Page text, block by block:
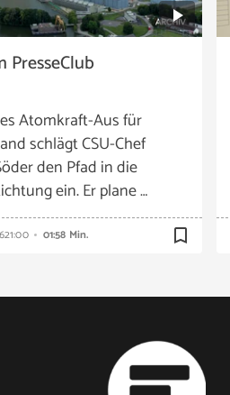
PresseClub
Atomkraft-Aus für
schlägt CSU-Chef
den Pfad in die
ein. Er plane …
21:00 01:58 Min. bookmark_border